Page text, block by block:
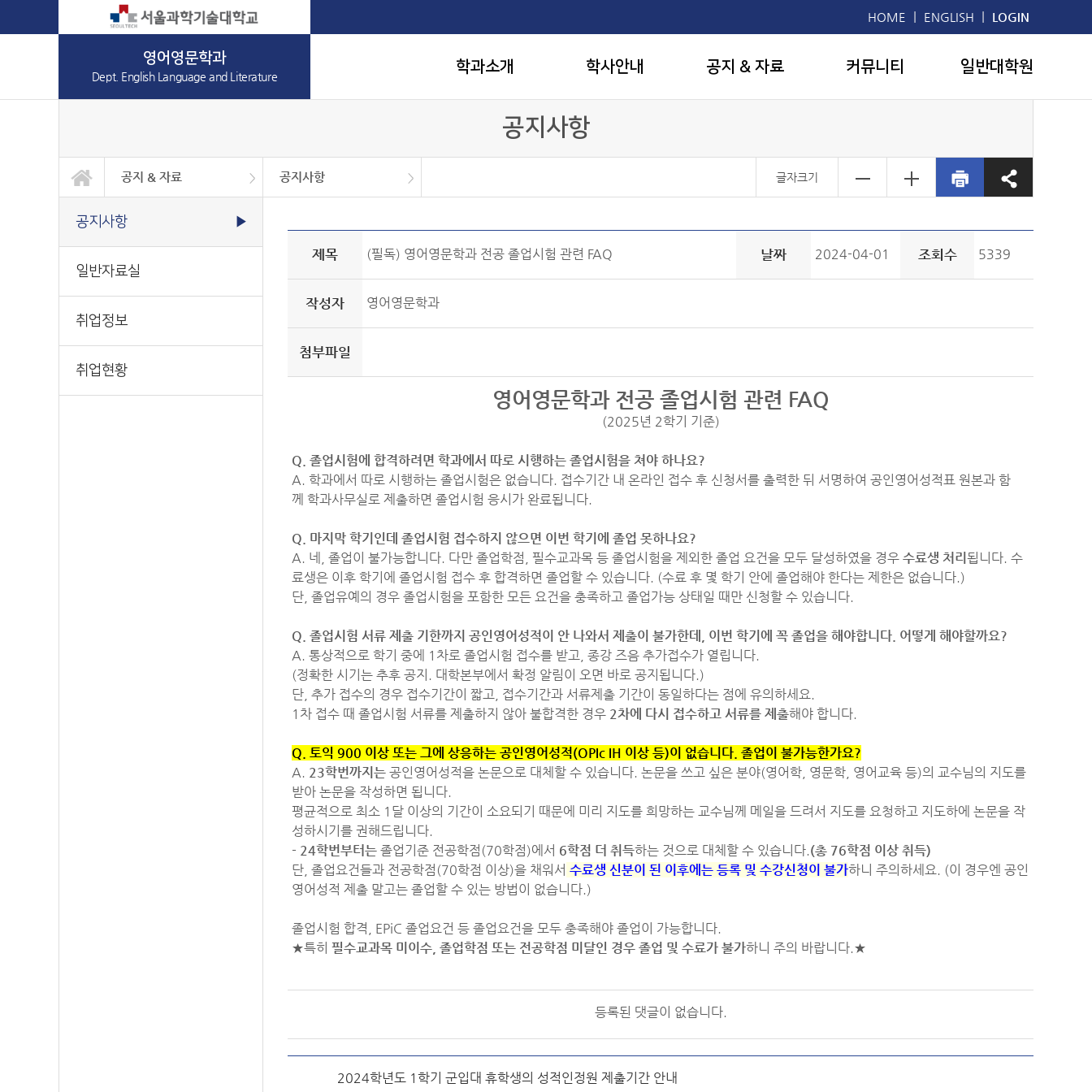
HOME | ENGLISH | LOGIN
영어영문학과
Dept. English Language and Literature
학과소개 학사안내 공지 & 자료 커뮤니티 일반대학원
공지사항
공지 & 자료
학과소개
학사안내
공지 & 자료
커뮤니티
일반대학원
공지사항
공지사항
일반자료실
취업정보
취업현황
글자크기
공지사항 ▶
일반자료실
취업정보
취업현황
제목 (필독) 영어영문학과 전공 졸업시험 관련 FAQ 날짜 2024-04-01 조회수 5339
작성자 영어영문학과
첨부파일
영어영문학과 전공 졸업시험 관련 FAQ
(2025년 2학기 기준)
Q. 졸업시험에 합격하려면 학과에서 따로 시행하는 졸업시험을 쳐야 하나요?
A. 학과에서 따로 시행하는 졸업시험은 없습니다. 접수기간 내 온라인 접수 후 신청서를 출력한 뒤 서명하여 공인영어성적표 원본과 함
께 학과사무실로 제출하면 졸업시험 응시가 완료됩니다.
Q. 마지막 학기인데 졸업시험 접수하지 않으면 이번 학기에 졸업 못하나요?
A. 네, 졸업이 불가능합니다. 다만 졸업학점, 필수교과목 등 졸업시험을 제외한 졸업 요건을 모두 달성하였을 경우 수료생 처리 됩니다. 수
료생은 이후 학기에 졸업시험 접수 후 합격하면 졸업할 수 있습니다. (수료 후 몇 학기 안에 졸업해야 한다는 제한은 없습니다.)
단, 졸업유예의 경우 졸업시험을 포함한 모든 요건을 충족하고 졸업가능 상태일 때만 신청할 수 있습니다.
Q. 졸업시험 서류 제출 기한까지 공인영어성적이 안 나와서 제출이 불가한데, 이번 학기에 꼭 졸업을 해야합니다. 어떻게 해야할까요?
A. 통상적으로 학기 중에 1차로 졸업시험 접수를 받고, 종강 즈음 추가접수가 열립니다.
(정확한 시기는 추후 공지. 대학본부에서 확정 알림이 오면 바로 공지됩니다.)
단, 추가 접수의 경우 접수기간이 짧고, 접수기간과 서류제출 기간이 동일하다는 점에 유의하세요.
1차 접수 때 졸업시험 서류를 제출하지 않아 불합격한 경우 2차에 다시 접수하고 서류를 제출해야 합니다.
Q. 토익 900 이상 또는 그에 상응하는 공인영어성적(OPIc IH 이상 등)이 없습니다. 졸업이 불가능한가요?
A. 23학번까지는 공인영어성적을 논문으로 대체할 수 있습니다. 논문을 쓰고 싶은 분야(영어학, 영문학, 영어교육 등)의 교수님의 지도를
받아 논문을 작성하면 됩니다.
평균적으로 최소 1달 이상의 기간이 소요되기 때문에 미리 지도를 희망하는 교수님께 메일을 드려서 지도를 요청하고 지도하에 논문을 작
성하시기를 권해드립니다.
- 24학번부터는 졸업기준 전공학점(70학점)에서 6학점 더 취득하는 것으로 대체할 수 있습니다.(총 76학점 이상 취득)
단, 졸업요건들과 전공학점(70학점 이상)을 채워서 수료생 신분이 된 이후에는 등록 및 수강신청이 불가하니 주의하세요. (이 경우엔 공인
영어성적 제출 말고는 졸업할 수 있는 방법이 없습니다.)
졸업시험 합격, EPiC 졸업요건 등 졸업요건을 모두 충족해야 졸업이 가능합니다.
★특히 필수교과목 미이수, 졸업학점 또는 전공학점 미달인 경우 졸업 및 수료가 불가하니 주의 바랍니다.★
등록된 댓글이 없습니다.
2024학년도 1학기 군입대 휴학생의 성적인정원 제출기간 안내